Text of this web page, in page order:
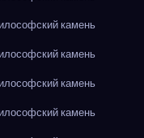
камень
камень
камень
камень